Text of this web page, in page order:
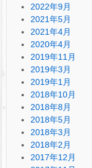
2022年9月
2021年5月
2021年4月
2020年4月
2019年11月
2019年3月
2019年1月
2018年10月
2018年8月
2018年5月
2018年3月
2018年2月
2017年12月